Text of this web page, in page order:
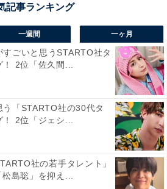
校／64票
校」でした。仙台第二高校は、
国的に知られる存在で、宮城県内
誇る進学校です。文武両道の校風
学合格者を多数輩出してきた実
しています。教育関係者の間でも
進学希望者にとっての憧れであ
ります。
一週間 一ヶ月
すごいと思うSTARTO社タ
2位「佐久間...
「STARTO社の30代タ
2位「ジェシ...
社の若手タレント」
島聡」を抑え...